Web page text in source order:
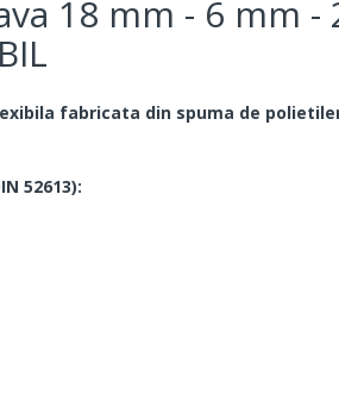
18 mm - 6 mm -
fabricata din spuma de
52613):